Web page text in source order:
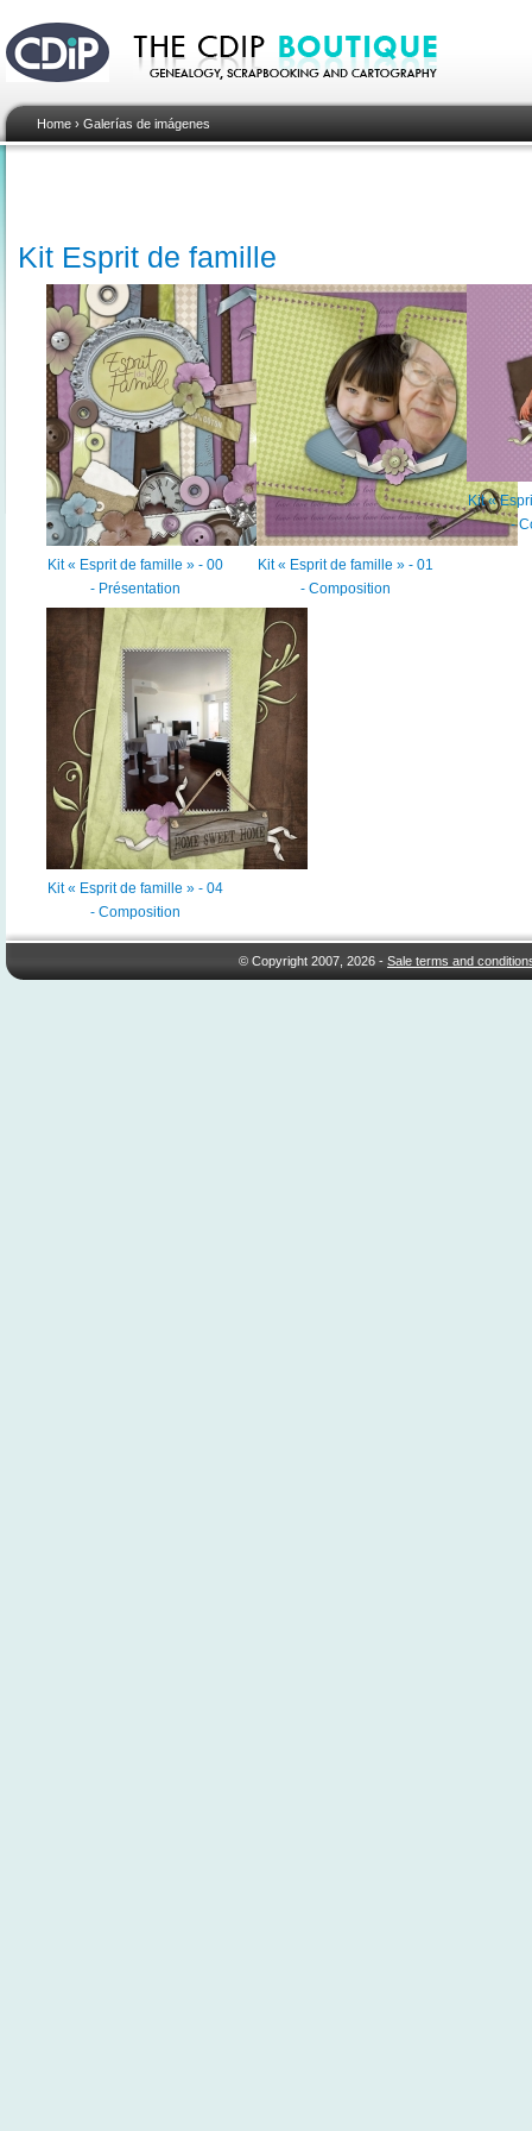
Home › Galerías de imágenes
Kit Esprit de famille
Kit « Esprit de famille » - 00
- Présentation
Kit « Esprit de famille » - 01
- Composition
Kit «
-
Kit « Esprit de famille » - 04
- Composition
© Copyright 2007, 2026 -Sale terms and